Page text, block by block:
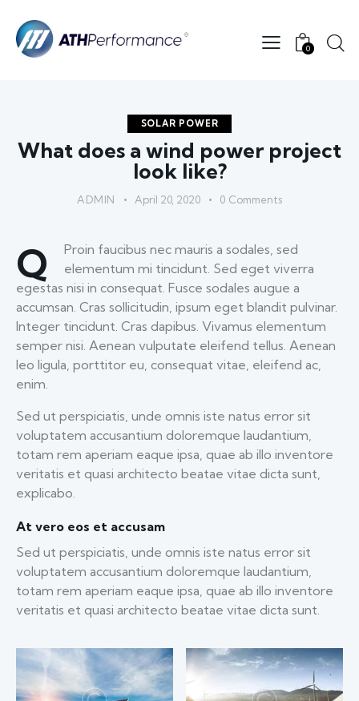
0
SOLAR POWER
What does a wind power project
look like?
ADMIN April 20, 2020 0 Comments
Q
Proin faucibus nec mauris a sodales, sed
elementum mi tincidunt. Sed eget viverra
egestas nisi in consequat. Fusce sodales augue a
accumsan. Cras sollicitudin, ipsum eget blandit pulvinar.
Integer tincidunt. Cras dapibus. Vivamus elementum
semper nisi. Aenean vulputate eleifend tellus. Aenean
leo ligula, porttitor eu, consequat vitae, eleifend ac,
enim.
Sed ut perspiciatis, unde omnis iste natus error sit
voluptatem accusantium doloremque laudantium,
totam rem aperiam eaque ipsa, quae ab illo inventore
veritatis et quasi architecto beatae vitae dicta sunt,
explicabo.
At vero eos et accusam
Sed ut perspiciatis, unde omnis iste natus error sit
voluptatem accusantium doloremque laudantium,
totam rem aperiam eaque ipsa, quae ab illo inventore
veritatis et quasi architecto beatae vitae dicta sunt.